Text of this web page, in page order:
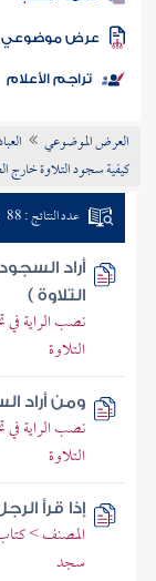
الكتب
موضوعي
تراجم الأعلام
العرض الموضوعي
كيفية سجود التلاوة خارج
عدد النتائج : 88
أراد
التلاوة )
نصب الراية
التلاوة
ومن أراد
نصب الراية
التلاوة
إذا قرأ
المصنف > كتاب
سجد